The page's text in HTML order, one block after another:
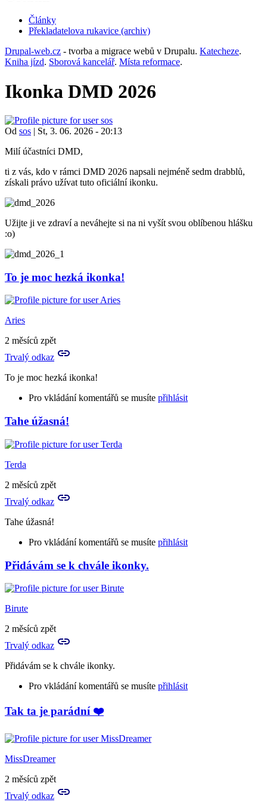
Články
Překladatelova rukavice (archiv)
new
tab)
Drupal-web.cz - tvorba a migrace webů v Drupalu. Katecheze.
Kniha jízd. Sborová kancelář. Místa reformace.
Ikonka DMD 2026
Od sos | St, 3. 06. 2026 - 20:13
Milí účastníci DMD,
ti z vás, kdo v rámci DMD 2026 napsali nejméně sedm drabblů,
získali právo užívat tuto oficiální ikonku.
Užijte ji ve zdraví a neváhejte si na ni vyšít svou oblíbenou hlášku
:o)
To je moc hezká ikonka!
Aries
2 měsíců zpět
Trvalý odkaz
To je moc hezká ikonka!
Pro vkládání komentářů se musíte přihlásit
Tahe úžasná!
Terda
2 měsíců zpět
Trvalý odkaz
Tahe úžasná!
Pro vkládání komentářů se musíte přihlásit
Přidávám se k chvále ikonky.
Birute
2 měsíců zpět
Trvalý odkaz
Přidávám se k chvále ikonky.
Pro vkládání komentářů se musíte přihlásit
Tak ta je parádní ❤️
MissDreamer
2 měsíců zpět
Trvalý odkaz